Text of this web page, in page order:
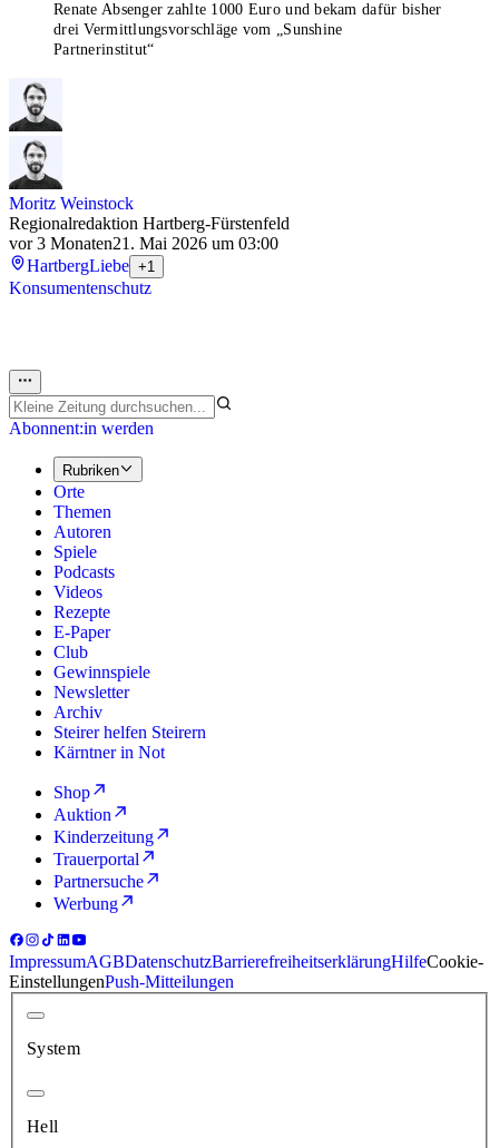
Renate Absenger zahlte 1000 Euro und bekam dafür bisher
drei Vermittlungsvorschläge vom „Sunshine
Partnerinstitut“
Moritz Weinstock
Regionalredaktion Hartberg-Fürstenfeld
vor 3 Monaten21. Mai 2026 um 03:00
HartbergLiebe +1
Konsumentenschutz
Abonnent:in werden
Rubriken
Orte
Themen
Autoren
Spiele
Podcasts
Videos
Rezepte
E-Paper
Club
Gewinnspiele
Newsletter
Archiv
Steirer helfen Steirern
Kärntner in Not
Shop
Auktion
Kinderzeitung
Trauerportal
Partnersuche
Werbung
ImpressumAGBDatenschutzBarrierefreiheitserklärungHilfeCookie-
EinstellungenPush-Mitteilungen
System
Hell